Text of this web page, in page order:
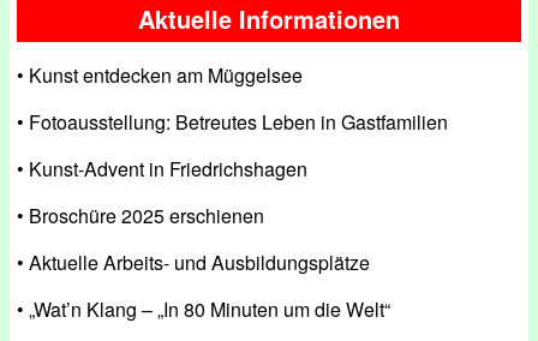
Aktuelle Informationen
• Kunst entdecken am Müggelsee
• Fotoausstellung: Betreutes Leben in Gastfamilien
• Kunst-Advent in Friedrichshagen
• Broschüre 2025 erschienen
• Aktuelle Arbeits- und Ausbildungsplätze
• „Wat’n Klang – „In 80 Minuten um die Welt“